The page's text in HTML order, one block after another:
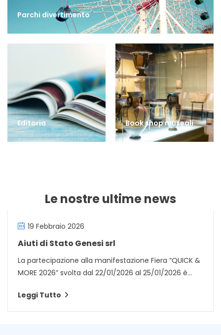
Parchi divertimento
Editoria Book shop museali
Le nostre ultime news
19 Febbraio 2026
Aiuti di Stato Genesi srl
La partecipazione alla manifestazione Fiera “QUICK &
MORE 2026” svolta dal 22/01/2026 al 25/01/2026 è...
Leggi Tutto